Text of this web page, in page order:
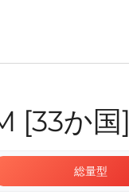
[33か国]
総量型